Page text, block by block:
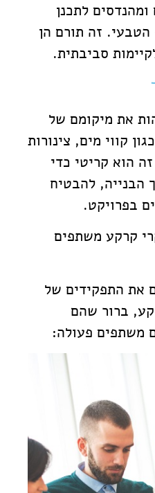
לתכנן
הטבעי. זה תורם הן
סביבתית.
את מיקומם של
קווי מים, צינורות
הוא קריטי כדי
הבנייה, להבטיח
בפרויקט.
קרקע משתפים
את התפקידים של
ברור שהם
משתפים פעולה: